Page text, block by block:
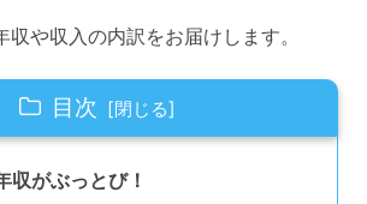
や収入の内訳をお届けします。
目次
収がぶっとび！